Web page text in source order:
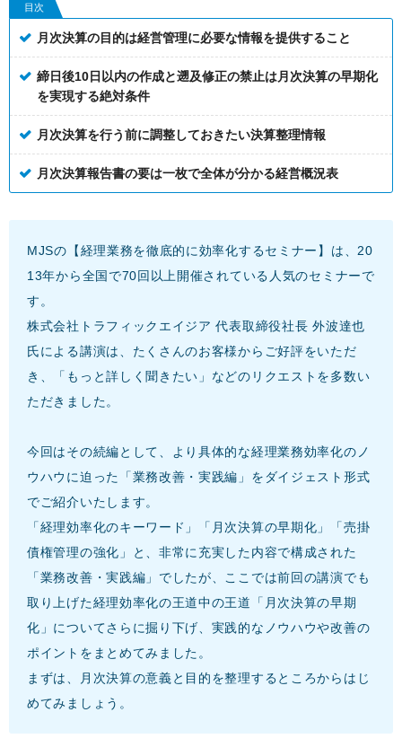
目次
月次決算の目的は経営管理に必要な情報を提供すること
締日後10日以内の作成と遡及修正の禁止は月次決算の早期化
を実現する絶対条件
月次決算を行う前に調整しておきたい決算整理情報
月次決算報告書の要は一枚で全体が分かる経営概況表
MJSの【経理業務を徹底的に効率化するセミナー】は、20
13年から全国で70回以上開催されている人気のセミナーで
す。
株式会社トラフィックエイジア 代表取締役社長 外波達也
氏による講演は、たくさんのお客様からご好評をいただ
き、「もっと詳しく聞きたい」などのリクエストを多数い
ただきました。
今回はその続編として、より具体的な経理業務効率化のノ
ウハウに迫った「業務改善・実践編」をダイジェスト形式
でご紹介いたします。
「経理効率化のキーワード」「月次決算の早期化」「売掛
債権管理の強化」と、非常に充実した内容で構成された
「業務改善・実践編」でしたが、ここでは前回の講演でも
取り上げた経理効率化の王道中の王道「月次決算の早期
化」についてさらに掘り下げ、実践的なノウハウや改善の
ポイントをまとめてみました。
まずは、月次決算の意義と目的を整理するところからはじ
めてみましょう。